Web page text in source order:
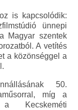
is kapcsolódik:
ünnepi
Magyar szentek
A vetítés
a közönséggel a
50.
míg a
a Kecskeméti